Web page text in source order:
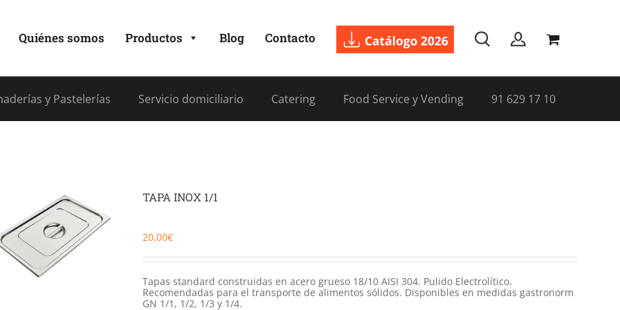
Quiénes somos Productos Blog Contacto
y Pastelerías Servicio domiciliario Catering Food Service y Vending 91 629 17 10
TAPA INOX 1/1
20,00€
Tapas standard construidas en acero grueso 18/10 AISI 304. Pulido Electrolítico.
Recomendadas para el transporte de alimentos sólidos. Disponibles en medidas gastronorm
GN 1/1, 1/2, 1/3 y 1/4.